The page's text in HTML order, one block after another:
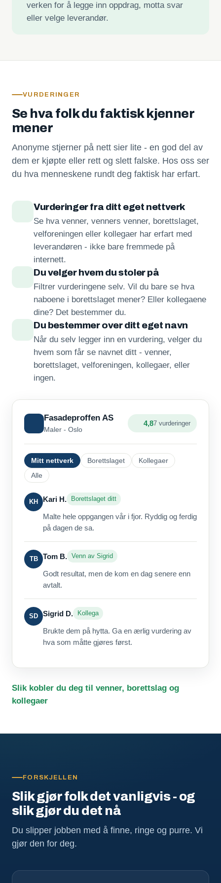
verken for å legge inn oppdrag, motta svar
eller velge leverandør.
VURDERINGER
Se hva folk du faktisk kjenner
mener
Anonyme stjerner på nett sier lite - en god del av
dem er kjøpte eller rett og slett falske. Hos oss ser
du hva menneskene rundt deg faktisk har erfart.
Vurderinger fra ditt eget nettverk
Se hva venner, venners venner, borettslaget,
velforeningen eller kollegaer har erfart med
leverandøren - ikke bare fremmede på
internett.
Du velger hvem du stoler på
Filtrer vurderingene selv. Vil du bare se hva
naboene i borettslaget mener? Eller kollegaene
dine? Det bestemmer du.
Du bestemmer over ditt eget navn
Når du selv legger inn en vurdering, velger du
hvem som får se navnet ditt - venner,
borettslaget, velforeningen, kollegaer, eller
ingen.
Fasadeproffen AS
Maler - Oslo
4,87 vurderinger
Mitt nettverk Borettslaget
Kollegaer
Alle
KH Kari H. Borettslaget ditt
Malte hele oppgangen vår i fjor. Ryddig og ferdig
på dagen de sa.
TB Tom B. Venn av Sigrid
Godt resultat, men de kom en dag senere enn
avtalt.
SD Sigrid D. Kollega
Brukte dem på hytta. Ga en ærlig vurdering av
hva som måtte gjøres først.
Slik kobler du deg til venner, borettslag og
kollegaer
FORSKJELLEN
Slik gjør folk det vanligvis - og
slik gjør du det nå
Du slipper jobben med å finne, ringe og purre. Vi
gjør den for deg.